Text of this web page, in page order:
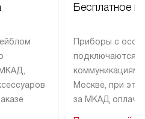
Бесплатное
Приборы с
подключаются к
коммуникациям
Москве, при
за МКАД